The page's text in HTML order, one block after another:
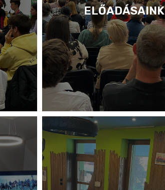
ELŐADÁSAINK